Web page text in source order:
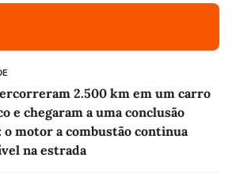
2.500 km em um carro
e chegaram a uma conclusão
motor a combustão continua
na estrada